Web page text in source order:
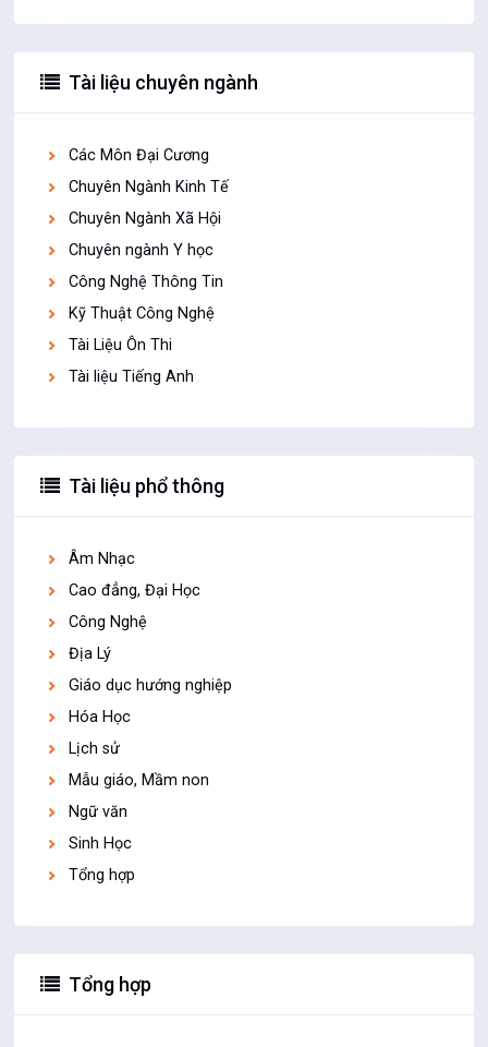
Tài liệu chuyên ngành
Các Môn Đại Cương
Chuyên Ngành Kinh Tế
Chuyên Ngành Xã Hội
Chuyên ngành Y học
Công Nghệ Thông Tin
Kỹ Thuật Công Nghệ
Tài Liệu Ôn Thi
Tài liệu Tiếng Anh
Tài liệu phổ thông
Âm Nhạc
Cao đẳng, Đại Học
Công Nghệ
Địa Lý
Giáo dục hướng nghiệp
Hóa Học
Lịch sử
Mẫu giáo, Mầm non
Ngữ văn
Sinh Học
Tổng hợp
Tổng hợp